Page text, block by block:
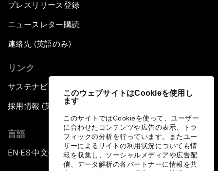
このウェブサイトはCookieを使用し
ます
このサイトではCookieを使って、ユーザー
に合わせたコンテンツや広告の表示、トラ
フィックの分析を行っています。またユー
ザーによるサイトの利用状況についても情
報を収集し、ソーシャルメディアや広告配
信、データ解析の各パートナーに情報を共
プレスリリース登録
ニュースレター購読
連絡先 (英語のみ)
リンク
サステナビリティへの取り組み
採用情報 (英語のみ)
言語
EN ▪ES▪中文▪ 日本語